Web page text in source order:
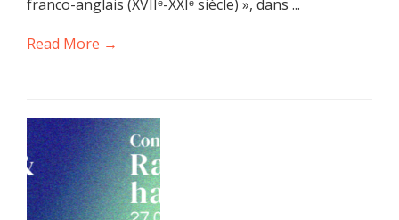
franco-anglais (XVIIᵉ-XXIᵉ siècle) », dans ...
Read More →